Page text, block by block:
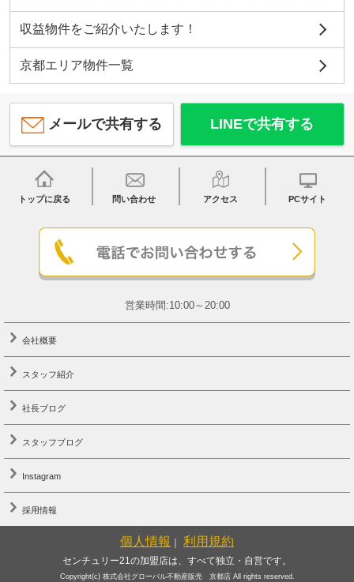
収益物件をご紹介いたします！
京都エリア物件一覧
メールで共有する LINEで共有する
トップに戻る 問い合わせ アクセス PCサイト
営業時間:10:00～20:00
会社概要
スタッフ紹介
社長ブログ
スタッフブログ
Instagram
採用情報
個人情報 ｜ 利用規約
センチュリー21の加盟店は、すべて独立・自営です。
Copyright(c) 株式会社グローバル不動産販売 京都店 All rights reserved.